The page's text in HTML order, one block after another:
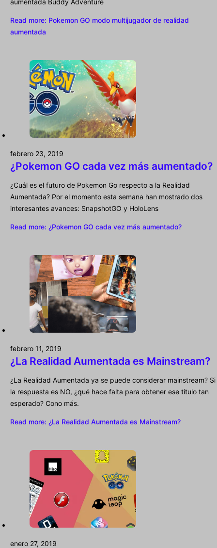
aumentada Buddy Adventure
Read more: Pokemon GO modo multijugador de realidad
aumentada
febrero 23, 2019
¿Pokemon GO cada vez más aumentado?
¿Cuál es el futuro de Pokemon Go respecto a la Realidad
Aumentada? Por el momento esta semana han mostrado dos
interesantes avances: SnapshotGO y HoloLens
Read more: ¿Pokemon GO cada vez más aumentado?
febrero 11, 2019
¿La Realidad Aumentada es Mainstream?
¿La Realidad Aumentada ya se puede considerar mainstream? Si
la respuesta es NO, ¿qué hace falta para obtener ese título tan
esperado? Cono más.
Read more: ¿La Realidad Aumentada es Mainstream?
enero 27, 2019